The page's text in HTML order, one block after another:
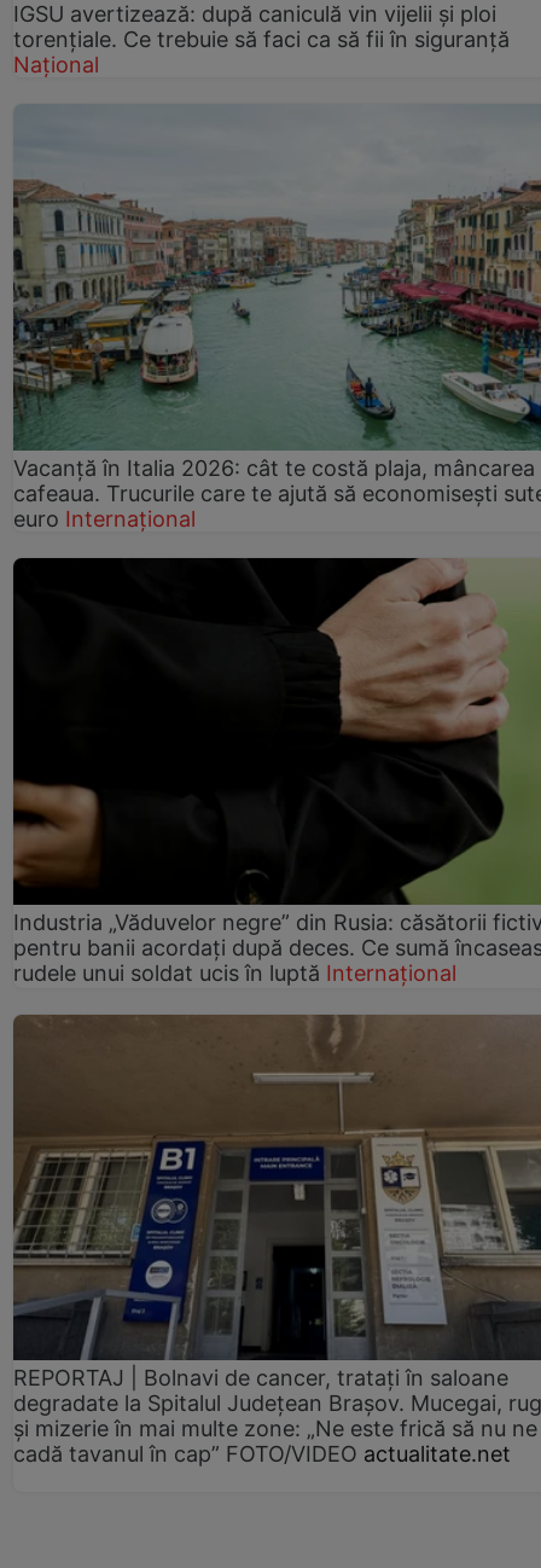
IGSU avertizează: după caniculă vin vijelii și ploi
torențiale. Ce trebuie să faci ca să fii în siguranță
Național
Vacanță în Italia 2026: cât te costă plaja, mâncarea
cafeaua. Trucurile care te ajută să economisești
euro Internațional
Industria „Văduvelor negre” din Rusia: căsătorii
pentru banii acordați după deces. Ce sumă
rudele unui soldat ucis în luptă Internațional
REPORTAJ | Bolnavi de cancer, tratați în saloane
degradate la Spitalul Județean Brașov. Mucegai,
și mizerie în mai multe zone: „Ne este frică să nu ne
cadă tavanul în cap” FOTO/VIDEO actualitate.net